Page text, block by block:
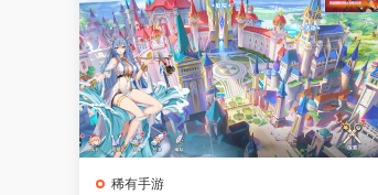
稀有手游